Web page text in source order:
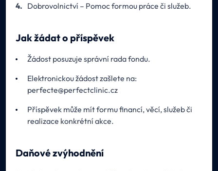
Dobrovolnictví – Pomoc formou práce či služeb.
Jak žádat o příspěvek
Žádost posuzuje správní rada fondu.
Elektronickou žádost zašlete na:
perfecte@perfectclinic.cz
Příspěvek může mít formu financí, věcí, služeb či
realizace konkrétní akce.
Daňové zvýhodnění